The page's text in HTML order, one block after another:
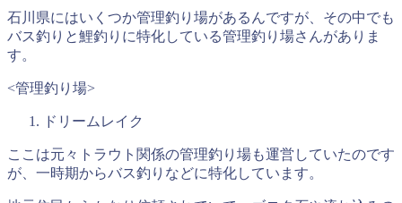
石川県にはいくつか管理釣り場があるんですが、その中でも
バス釣りと鯉釣りに特化している管理釣り場さんがありま
す。
<管理釣り場>
ドリームレイク
ここは元々トラウト関係の管理釣り場も運営していたのです
が、一時期からバス釣りなどに特化しています。